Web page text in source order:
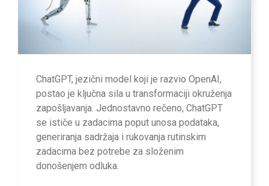
ChatGPT, jezični model koji je razvio OpenAI,
postao je ključna sila u transformaciji okruženja
zapošljavanja. Jednostavno rečeno, ChatGPT
se ističe u zadacima poput unosa podataka,
generiranja sadržaja i rukovanja rutinskim
zadacima bez potrebe za složenim
donošenjem odluka.